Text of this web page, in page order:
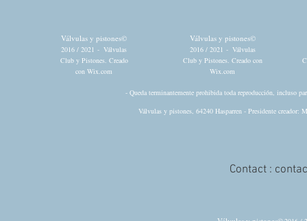
Válvulas y pistones©
2016 / 2021 - Válvulas
Club y Pistones. Creado
con Wix.com
Válvulas y pistones©
2016 / 2021 - Válvulas
Club y Pistones. Creado con
Wix.com
- Queda terminantemente prohibida toda reproducción, incluso
Válvulas y pistones, 64240 Hasparren - Presidente creador:
Contact :